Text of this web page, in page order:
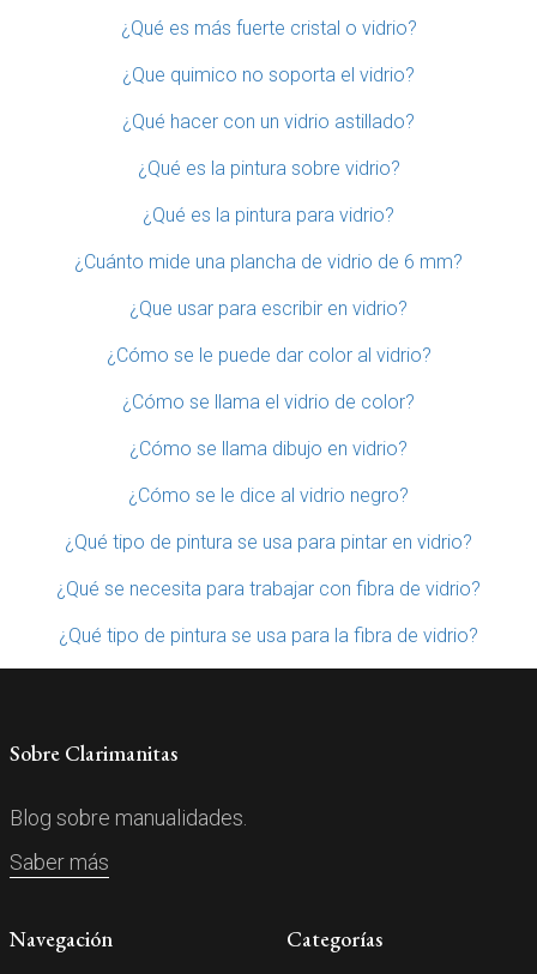
¿Qué es más fuerte cristal o vidrio?
¿Que quimico no soporta el vidrio?
¿Qué hacer con un vidrio astillado?
¿Qué es la pintura sobre vidrio?
¿Qué es la pintura para vidrio?
¿Cuánto mide una plancha de vidrio de 6 mm?
¿Que usar para escribir en vidrio?
¿Cómo se le puede dar color al vidrio?
¿Cómo se llama el vidrio de color?
¿Cómo se llama dibujo en vidrio?
¿Cómo se le dice al vidrio negro?
¿Qué tipo de pintura se usa para pintar en vidrio?
¿Qué se necesita para trabajar con fibra de vidrio?
¿Qué tipo de pintura se usa para la fibra de vidrio?
Sobre Clarimanitas
Blog sobre manualidades.
Saber más
Navegación Categorías